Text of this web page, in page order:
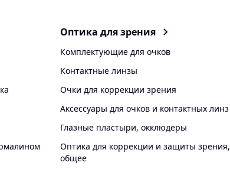
Оптика для зрения
Комплектующие для очков
Контактные линзы
Очки для коррекции зрения
Аксессуары для очков и контактных линз
Глазные пластыри, окклюдеры
Оптика для коррекции и защиты зрения,
общее